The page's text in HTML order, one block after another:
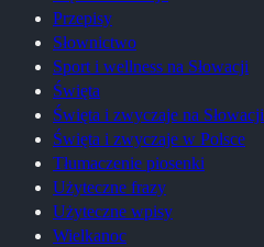
Przepisy
Słownictwo
Sport i wellness na Słowacji
Święta
Święta i zwyczaje na Słowacji
Święta i zwyczaje w Polsce
Tłumaczenie piosenki
Użyteczne frazy
Użyteczne wpisy
Wielkanoc